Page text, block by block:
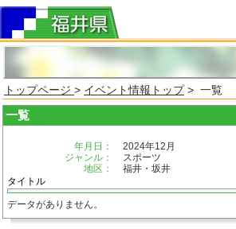
トップページ > イベント情報トップ> 一覧
一覧
年月日：
2024年12月
ジャンル：
スポーツ
地区：
福井・坂井
タイトル
データがありません。